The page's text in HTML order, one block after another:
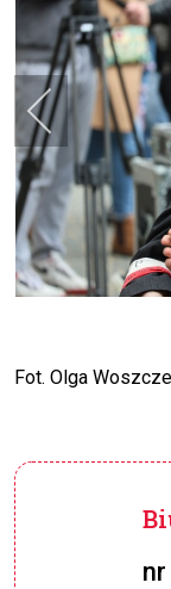
Fot. Olga